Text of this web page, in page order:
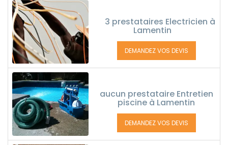
3 prestataires Electricien à
Lamentin
DEMANDEZ VOS DEVIS
aucun prestataire Entretien
piscine à Lamentin
DEMANDEZ VOS DEVIS